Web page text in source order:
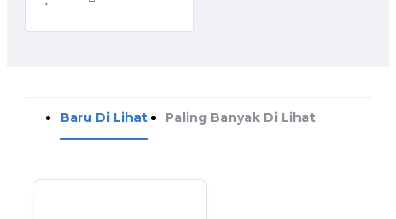
Baru Di Lihat Paling Banyak Di Lihat